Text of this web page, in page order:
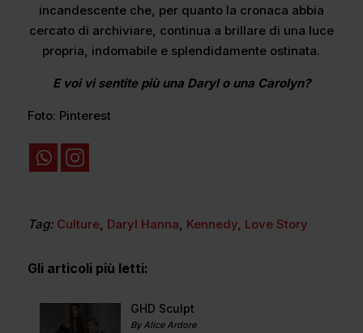
incandescente che, per quanto la cronaca abbia
cercato di archiviare, continua a brillare di una luce
propria, indomabile e splendidamente ostinata.
E voi vi sentite più una Daryl o una Carolyn?
Foto: Pinterest
Tag: Culture, Daryl Hanna, Kennedy, Love Story
Gli articoli più letti:
GHD Sculpt
By Alice Ardore